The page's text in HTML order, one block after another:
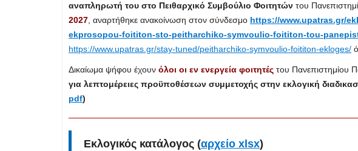
αναπληρωτή του στο Πειθαρχικό Συμβούλιο Φοιτητών του
2027, αναρτήθηκε ανακοίνωση στον σύνδεσμο https://www.upatras.gr/
ekprosopou-foititon-sto-peitharchiko-symvoulio-foititon-tou-
https://www.upatras.gr/stay-tuned/peitharchiko-symvoulio-foititon-ekloges/
Δικαίωμα ψήφου έχουν όλοι οι εν ενεργεία φοιτητές του Πανεπιστημίου
για λεπτομέρειες προϋποθέσεων συμμετοχής στην εκλογική
pdf)
Εκλογικός κατάλογος (αρχείο xlsx)